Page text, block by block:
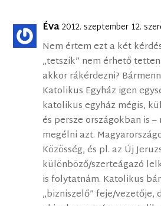
Éva2012. szeptember 12.
Nem értem ezt a két
„tetszik” nem érhető
akkor rákérdezni?
Katolikus Egyház igen
katolikus egyház mégis,
és persze országokban is
megélni azt.
Közösség, és pl. az Új
különböző/szerteágazó
is folytatnám. Katolikus
„bizniszelő” feje/vezetője,